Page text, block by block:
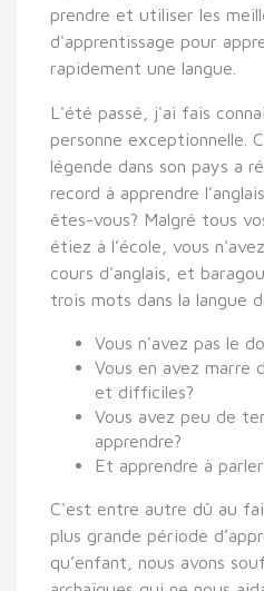
prendre et utiliser les
d'apprentissage pour
rapidement une langue.
L'été passé, j'ai fais
personne exceptionnelle.
légende dans son pays a
record à apprendre
êtes-vous? Malgré tous
étiez à l’école, vous
cours d'anglais, et
trois mots dans la langue
Vous n'avez pas le
Vous en avez marre
et difficiles?
Vous avez peu de
apprendre?
Et apprendre à
C'est entre autre dû au
plus grande période
qu’enfant, nous avons